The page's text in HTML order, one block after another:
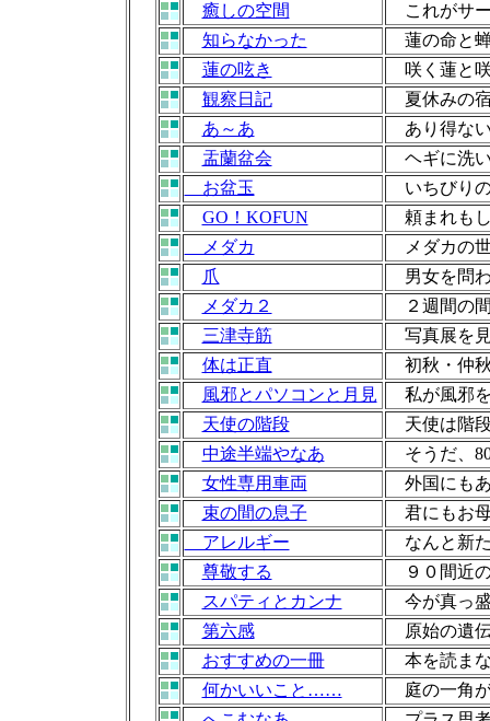
癒しの空間
これがサ
知らなかった
蓮の命と
蓮の呟き
咲く蓮と
観察日記
夏休みの
あ～あ
あり得な
盂蘭盆会
ヘギに洗
お盆玉
いちびりの
GO！KOFUN
頼まれもし
メダカ
メダカの
爪
男女を問わ
メダカ２
２週間の間
三津寺筋
写真展を
体は正直
初秋・仲
風邪とパソコンと月見
私が風邪を
天使の階段
天使は階段
中途半端やなあ
そうだ、
女性専用車両
外国にも
束の間の息子
君にもお母
アレルギー
なんと新
尊敬する
９０間近
スパティとカンナ
今が真っ
第六感
原始の遺伝
おすすめの一冊
本を読まな
何かいいこと……
庭の一角が